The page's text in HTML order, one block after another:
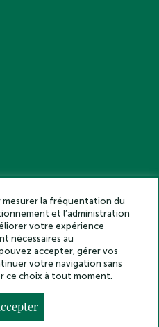
lettres – Tous droits réservés
légales
cookies
mesurer la fréquentation du
et l’administration
votre expérience
nécessaires au
accepter, gérer vos
votre navigation sans
ce choix à tout moment.